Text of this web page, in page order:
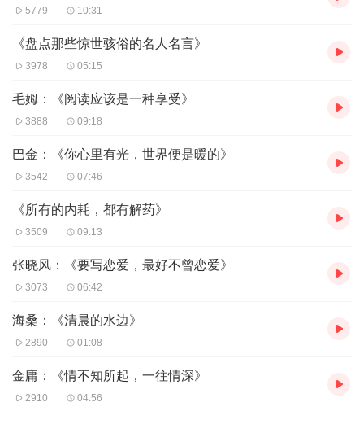
人到了海底却成了怪物，胳膊腿儿太长，没有美丽的鳞而只
有裤衩，脑袋戴着泳镜和长鼻子呼吸器。可怜的鱼和贝类以
为人就长这德性，这真是误会。
那个份儿上，还得呼吸压缩氧气，还没掌握用鳃分解水里氧
海底美呵，比九寨沟和西湖都美。假如我有机会当上一个军
来。
海里的细砂雪白柔软，海葵像花儿摇摆，连章鱼也把自己开
成了一朵花。
上帝造海底之时分外用心，发挥了美术家全部的匠心。
发，其余的皮肤都是单色，要靠衣服胡穿乱戴，表示自己不
单调。
5779 10:31
《盘点那些惊世骇俗的名人名言》
3978 05:15
毛姆：《阅读应该是一种享受》
3888 09:18
巴金：《你心里有光，世界便是暖的》
3542 07:46
《所有的内耗，都有解药》
3509 09:13
张晓风：《要写恋爱，最好不曾恋爱》
3073 06:42
海桑：《清晨的水边》
2890 01:08
金庸：《情不知所起，一往情深》
2910 04:56